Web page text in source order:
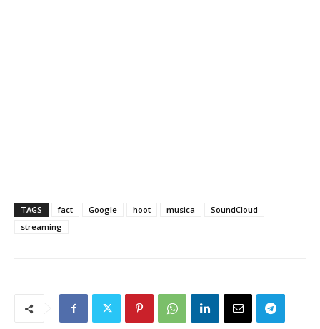
TAGS fact Google hoot musica
SoundCloud
streaming